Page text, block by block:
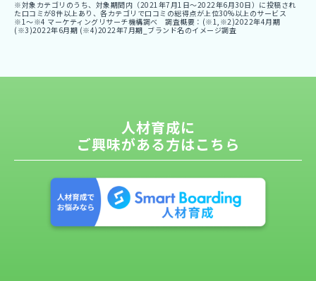
※対象カテゴリのうち、対象期間内（2021年7月1日〜2022年6月30日）に投稿され
た口コミが8件以上あり、各カテゴリで口コミの総得点が上位30%以上のサービス
※1〜※4 マーケティングリサーチ機構調べ 調査概要：(※1,※2)2022年4月期
(※3)2022年6月期 (※4)2022年7月期_ブランド名のイメージ調査
人材育成に
ご興味がある方はこちら